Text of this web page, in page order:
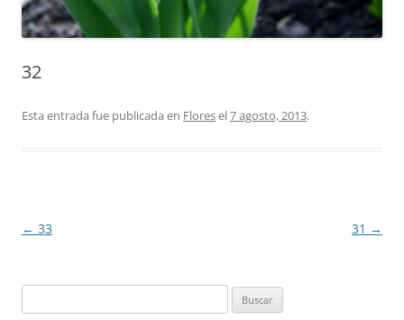
32
Esta entrada fue publicada en Floresel7 agosto, 2013.
Navegación
← 33 31 →